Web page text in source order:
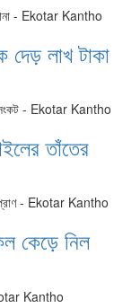
দেড় লাখ টাকা
তাঁতের
কেড়ে নিল